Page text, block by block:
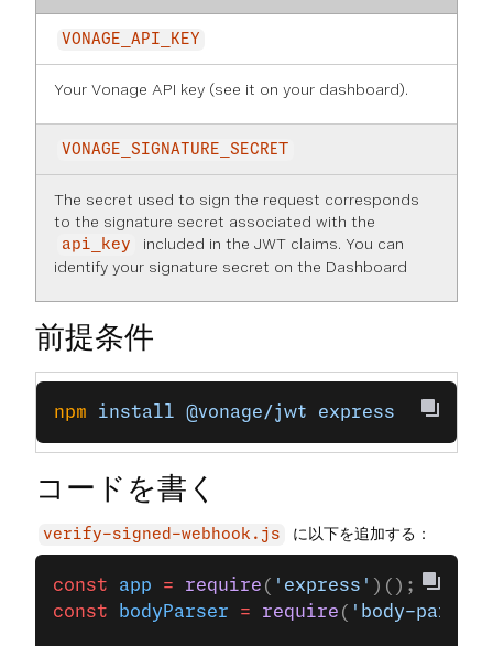
VONAGE_API_KEY
Your Vonage API key (see it on your dashboard).
VONAGE_SIGNATURE_SECRET
The secret used to sign the request corresponds
to the signature secret associated with the
api_key
included in the JWT claims. You can
identify your signature secret on the Dashboard
前提条件
npm install @vonage/jwt express
コードを書く
verify-signed-webhook.js に以下を追加する：
const app = require ( 'express' )();
const bodyParser = require ( 'body-parser'